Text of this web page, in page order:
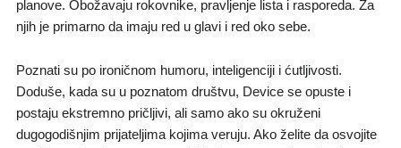
planove. Obožavaju rokovnike, pravljenje lista i rasporeda. Za
njih je primarno da imaju red u glavi i red oko sebe.
Poznati su po ironičnom humoru, inteligenciji i ćutljivosti.
Doduše, kada su u poznatom društvu, Device se opuste i
postaju ekstremno pričljivi, ali samo ako su okruženi
dugogodišnjim prijateljima kojima veruju. Ako želite da osvojite